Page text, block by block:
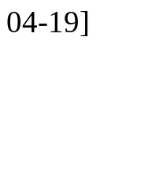
04-19]